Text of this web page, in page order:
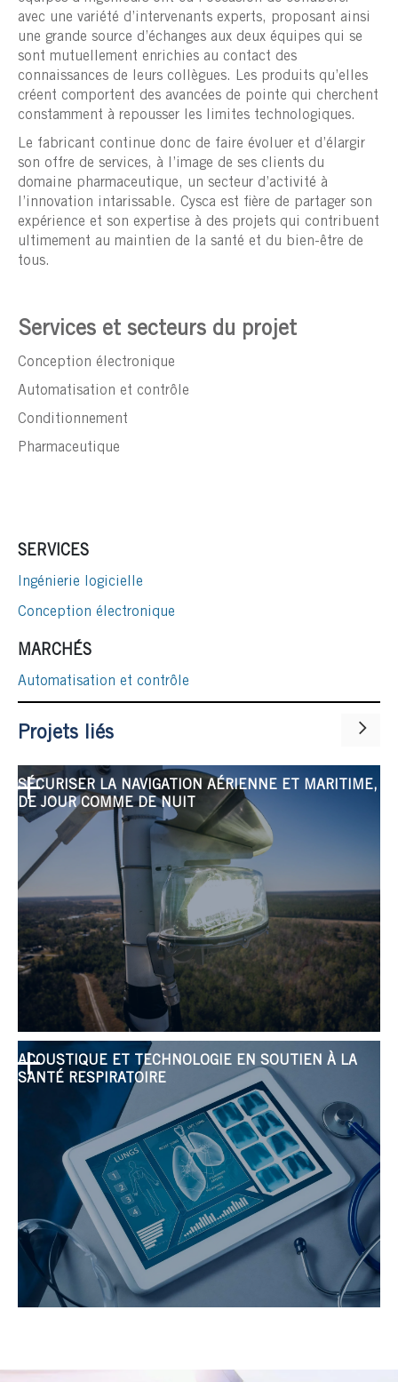
avec une variété d’intervenants experts, proposant ainsi
une grande source d’échanges aux deux équipes qui se
sont mutuellement enrichies au contact des
connaissances de leurs collègues. Les produits qu’elles
créent comportent des avancées de pointe qui cherchent
constamment à repousser les limites technologiques.
Le fabricant continue donc de faire évoluer et d’élargir
son offre de services, à l’image de ses clients du
domaine pharmaceutique, un secteur d’activité à
l’innovation intarissable. Cysca est fière de partager son
expérience et son expertise à des projets qui contribuent
ultimement au maintien de la santé et du bien-être de
tous.
Services et secteurs du projet
Conception électronique
Automatisation et contrôle
Conditionnement
Pharmaceutique
SERVICES
Ingénierie logicielle
Conception électronique
MARCHÉS
Automatisation et contrôle
Projets liés
SÉCURISER LA NAVIGATION AÉRIENNE ET MARITIME,
DE JOUR COMME DE NUIT
ACOUSTIQUE ET TECHNOLOGIE EN SOUTIEN À LA
SANTÉ RESPIRATOIRE